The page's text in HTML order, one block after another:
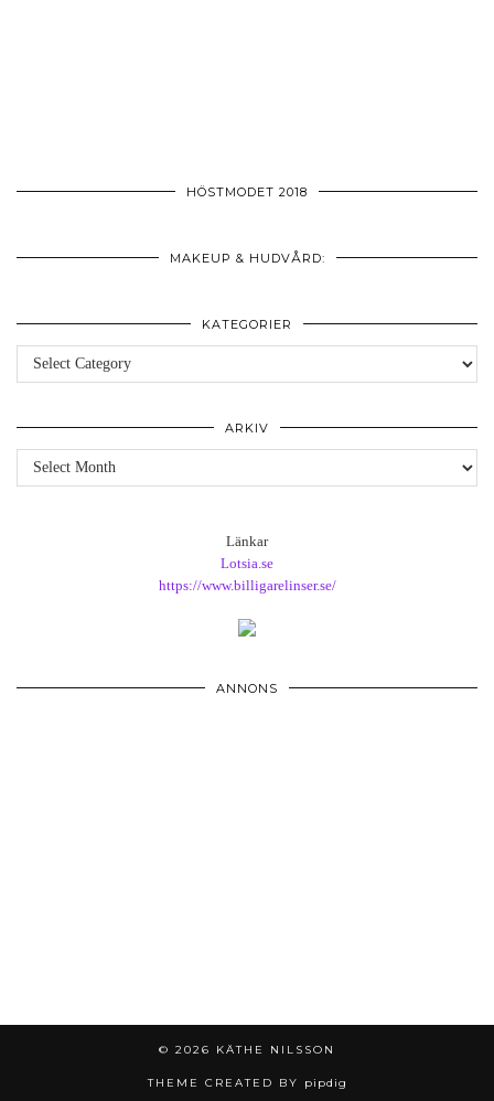
HÖSTMODET 2018
MAKEUP & HUDVÅRD:
KATEGORIER
Kategorier
ARKIV
Arkiv
Länkar
Lotsia.se
https://www.billigarelinser.se/
ANNONS
© 2026 KÄTHE NILSSON
THEME CREATED BY pipdig